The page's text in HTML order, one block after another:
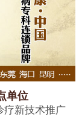
单位
疗新技术推广